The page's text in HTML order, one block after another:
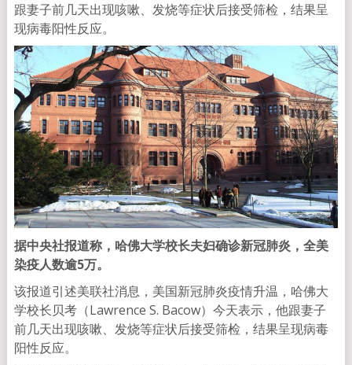
跟妻子前几天出现咳嗽、发烧等症状后接受筛检，结果呈
现病毒阳性反应。
据中央社报道称，哈佛大学校长夫妇确诊新冠肺炎，全美
染疫人数逾5万。
该报道引述美联社消息，美国新冠肺炎疫情升温，哈佛大
学校长贝考（Lawrence S. Bacow）今天表示，他跟妻子
前几天出现咳嗽、发烧等症状后接受筛检，结果呈现病毒
阳性反应。